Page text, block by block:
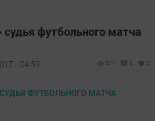
футбольного матча
- 04:59 811 0 0